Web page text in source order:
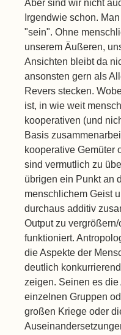
Aber sind wir nicht
Irgendwie schon.
"sein". Ohne
unserem Äußeren,
Ansichten bleibt da
ansonsten gern als
Revers stecken.
ist, in wie weit
kooperativen (und
Basis
kooperative Gemüter
sind vermutlich zu
übrigen ein Punkt an
menschlichem Geist
durchaus additiv
Output zu
funktioniert.
die Aspekte der
deutlich
zeigen. Seinen es
einzelnen Gruppen
großen Kriege oder